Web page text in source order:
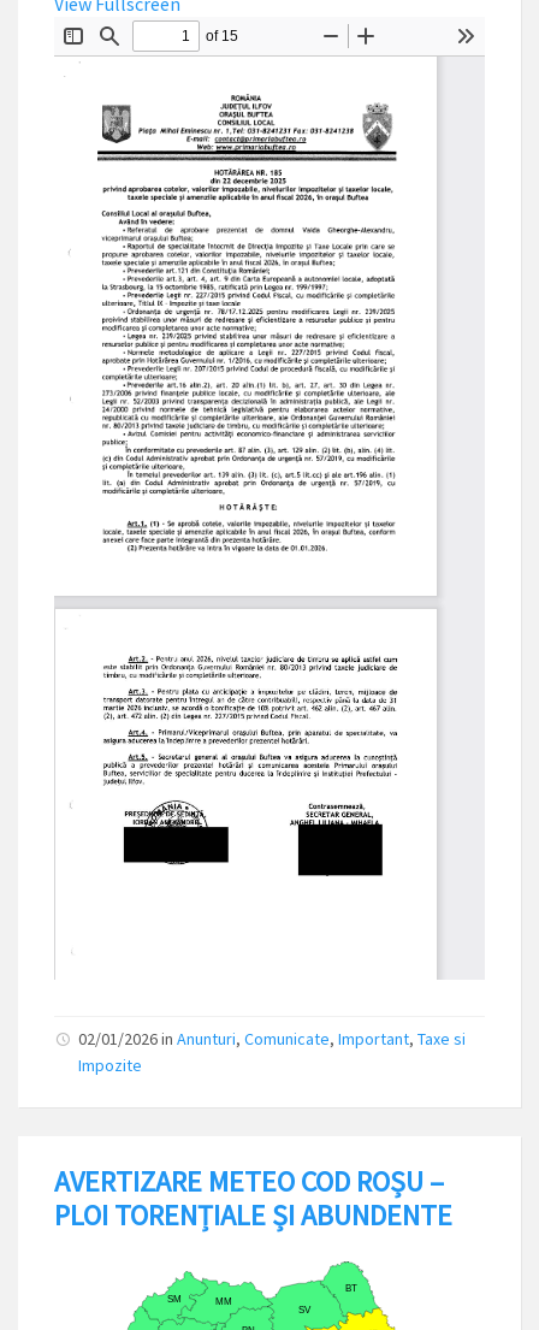
02/01/2026in Anunturi, Comunicate, Important, Taxe si
Impozite
AVERTIZARE METEO COD ROȘU –
PLOI TORENȚIALE ȘI ABUNDENTE